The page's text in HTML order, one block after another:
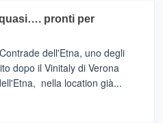
quasi…. pronti per
dell'Etna, uno degli
dopo il Vinitaly di Verona
nella location già...